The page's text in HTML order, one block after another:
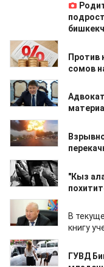
17.07.2018
Против
сомов
10.07.2018
09.07.2018
06.07.2018
"Кыз
05.07.2018
В
книгу
03.07.2018
ГУВД